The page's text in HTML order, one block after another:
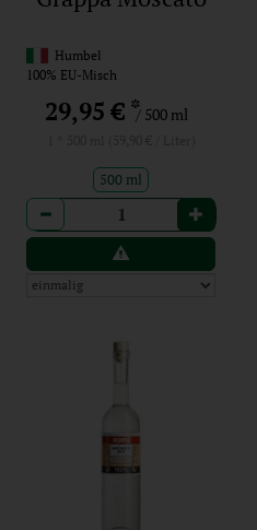
Humbel
100% EU-Misch
29,95 € */ 500 ml
500 ml
Anzahl